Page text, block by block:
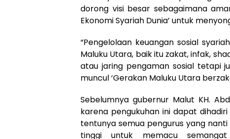
dorong visi besar sebagaimana
Ekonomi Syariah Dunia’ untuk
“Pengelolaan keuangan sosial
Maluku Utara, baik itu zakat, infak,
atau jaring pengaman sosial tetapi
muncul ‘Gerakan Maluku Utara
Sebelumnya gubernur Malut KH.
karena pengukuhan ini dapat
tentunya semua pengurus yang
tinggi untuk memacu